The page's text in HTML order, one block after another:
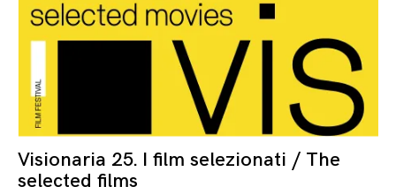
Visionaria 25. I film selezionati / The
selected films